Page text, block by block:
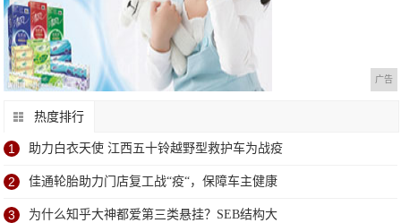
广告
热度排行
1 助力白衣天使 江西五十铃越野型救护车为战疫
2 佳通轮胎助力门店复工战“疫“，保障车主健康
3 为什么知乎大神都爱第三类悬挂？SEB结构大